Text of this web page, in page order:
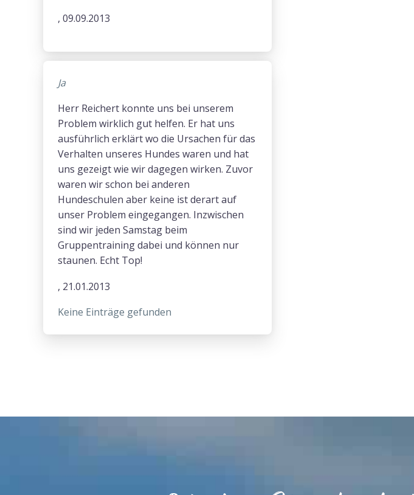
, 09.09.2013
Ja
Herr Reichert konnte uns bei unserem
Problem wirklich gut helfen. Er hat uns
ausführlich erklärt wo die Ursachen für das
Verhalten unseres Hundes waren und hat
uns gezeigt wie wir dagegen wirken. Zuvor
waren wir schon bei anderen
Hundeschulen aber keine ist derart auf
unser Problem eingegangen. Inzwischen
sind wir jeden Samstag beim
Gruppentraining dabei und können nur
staunen. Echt Top!
, 21.01.2013
Keine Einträge gefunden